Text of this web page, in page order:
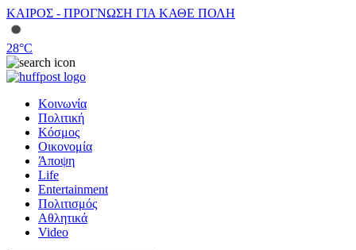
ΚΑΙΡΟΣ - ΠΡΟΓΝΩΣΗ ΓΙΑ ΚΑΘΕ ΠΟΛΗ
28°C
Κοινωνία
Πολιτική
Κόσμος
Οικονομία
Άποψη
Life
Entertainment
Πολιτισμός
Αθλητικά
Video